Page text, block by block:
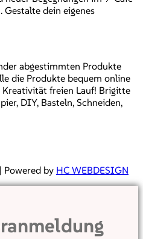
Gestalte dein eigenes
abgestimmten Produkte
die Produkte bequem online
Kreativität freien Lauf! Brigitte
DIY, Basteln, Schneiden,
| Powered by HC WEBDESIGN